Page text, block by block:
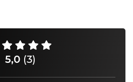
5,0 (3)